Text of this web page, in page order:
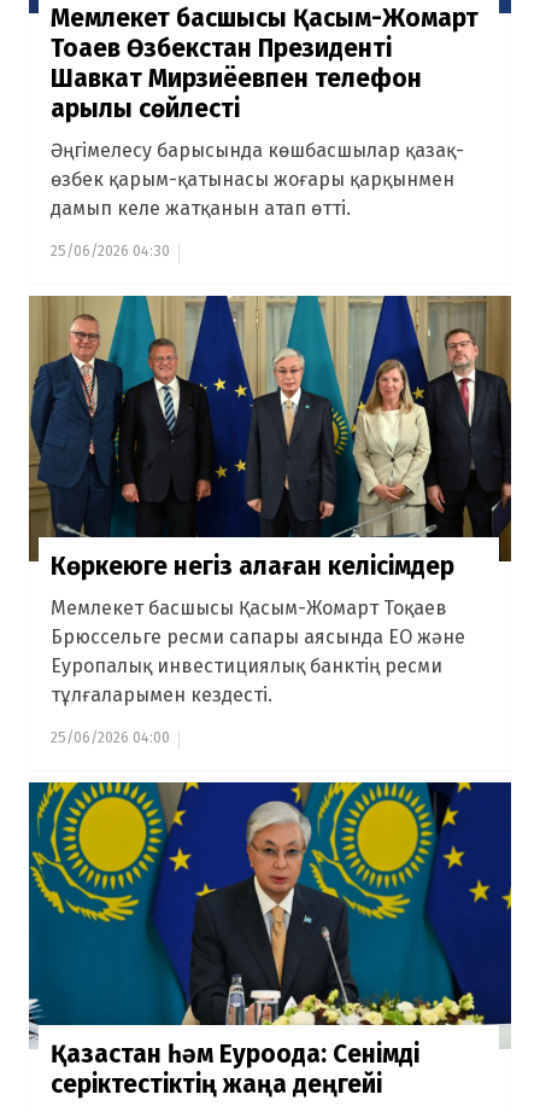
Мемлекет басшысы Қасым-Жомарт
Тоқаев Өзбекстан Президенті
Шавкат Мирзиёевпен телефон
арқылы сөйлесті
Әңгімелесу барысында көшбасшылар қазақ-
өзбек қарым-қатынасы жоғары қарқынмен
дамып келе жатқанын атап өтті.
25/06/2026 04:30
Көркеюге негіз қалаған келісімдер
Мемлекет басшысы Қасым-Жомарт Тоқаев
Брюссельге ресми сапары аясында ЕО және
Еуропалық инвестициялық банктің ресми
тұлғаларымен кездесті.
25/06/2026 04:00
Қазақстан һәм Еуроодақ: Сенімді
серіктестіктің жаңа деңгейі